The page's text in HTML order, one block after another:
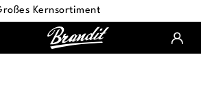
Kernsortiment